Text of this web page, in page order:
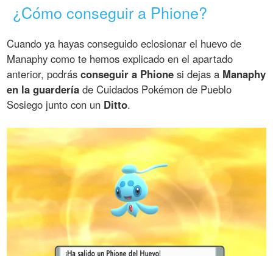
¿Cómo conseguir a Phione?
Cuando ya hayas conseguido eclosionar el huevo de
Manaphy como te hemos explicado en el apartado
anterior, podrásconseguir a Phione si dejas a Manaphy
en la guardería de Cuidados Pokémon de Pueblo
Sosiego junto con un Ditto.